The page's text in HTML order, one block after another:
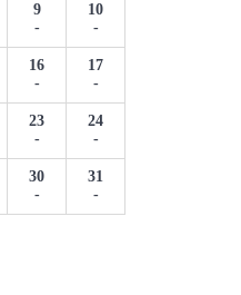
9
-
10
-
16
-
17
-
23
-
24
-
30
-
31
-